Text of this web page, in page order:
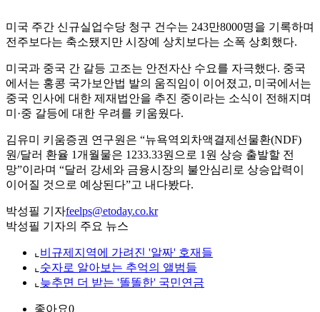
미국 주간 신규실업수당 청구 건수는 243만8000명을 기록하며
전주보다는 축소됐지만 시장예 상치보다는 소폭 상회했다.
미국과 중국 간 갈등 고조는 안전자산 수요를 자극했다. 중국
에서는 홍콩 국가보안법 발의 움직임이 이어졌고, 미국에서는
중국 인사에 대한 제재법안을 추진 중이라는 소식이 전해지며
미·중 갈등에 대한 우려를 키움웠다.
김유미 키움증권 연구원은 “뉴욕역외차액결제선물환(NDF)
원/달러 환율 1개월물은 1233.33원으로 1원 상승 출발할 전
망”이라며 “달러 강세와 금융시장의 불안심리로 상승압력이
이어질 것으로 예상된다”고 내다봤다.
박성필 기자feelps@etoday.co.kr
박성필 기자의 주요 뉴스
⌞ 비규제지역에 가려진 '알짜' 호재들
⌞ 숫자로 알아보는 추억의 앨범들
⌞ 늦추면 더 받는 '똘똘한' 국민연금
좋아요0